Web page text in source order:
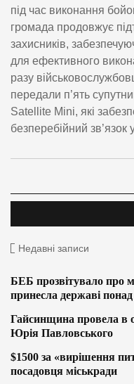
під час виконання
громада продовжує
захисників,
для ефективного
разу
передали п’ять
Satellite Mini, які
безперебійний
Недавні записи
БЕБ прозвітувало про
принесла державі
Гайсинщина провела в
Юрія Павловського
$1500 за «вирішення
посадовця міськради